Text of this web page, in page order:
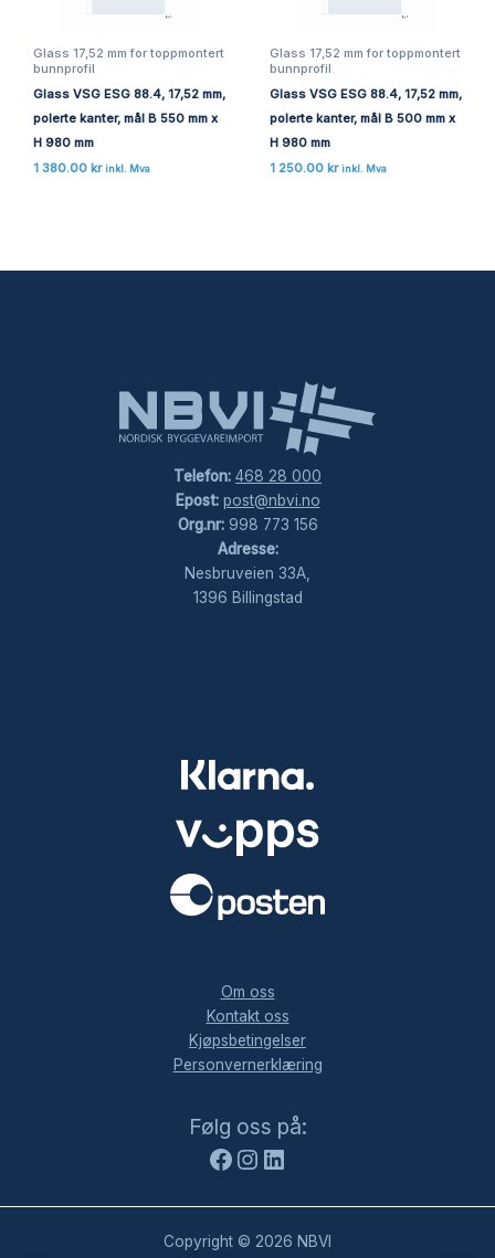
Glass 17,52 mm for toppmontert
bunnprofil
Glass VSG ESG 88.4, 17,52 mm,
polerte kanter, mål B 550 mm x
H 980 mm
1 380.00 kr inkl. Mva
Glass 17,52 mm for toppmontert
bunnprofil
Glass VSG ESG 88.4, 17,52 mm,
polerte kanter, mål B 500 mm x
H 980 mm
1 250.00 kr inkl. Mva
Telefon: 468 28 000
Epost: post@nbvi.no
Org.nr:998 773 156
Adresse:
Nesbruveien 33A,
1396 Billingstad
Om oss
Kontakt oss
Kjøpsbetingelser
Personvernerklæring
Følg oss på:
Facebook
Instagram
LinkedIn
Copyright © 2026 NBVI